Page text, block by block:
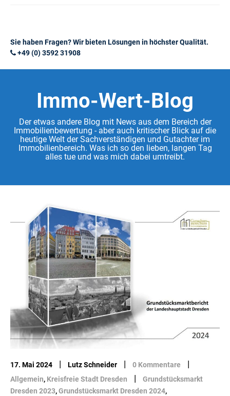
Sie haben Fragen? Wir bieten Lösungen in höchster Qualität.
+49 (0) 3592 31908
Immo-Wert-Blog
Der etwas andere Blog mit News aus dem Bereich der
Immobilienbewertung - aber auch kritischer Blick auf die
heutige Welt der Sachverständigen und Gutachter im
Immobilienbereich. Was ich so den lieben, langen Tag
alles tue und was mich dabei umtreibt.
17. Mai 2024 | Lutz Schneider | 0 Kommentare |
Allgemein, Kreisfreie Stadt Dresden |
Grundstücksmarkt
Dresden 2023,Grundstücksmarkt Dresden 2024,